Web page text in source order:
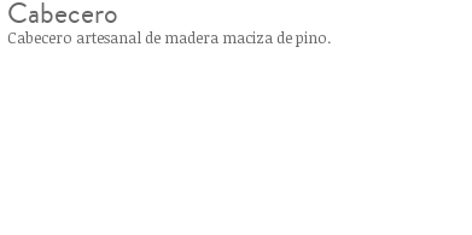
Cabecero
Cabecero artesanal de madera maciza de pino.